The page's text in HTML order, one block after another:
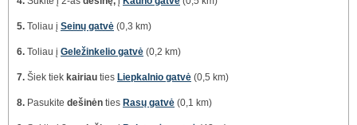
5. Toliau į Seinų gatvė (0,3 km)
6. Toliau į Geležinkelio gatvė (0,2 km)
7. Šiek tiek kairiau ties Liepkalnio gatvė (0,5 km)
8. Pasukite dešinėn ties Rasų gatvė (0,1 km)